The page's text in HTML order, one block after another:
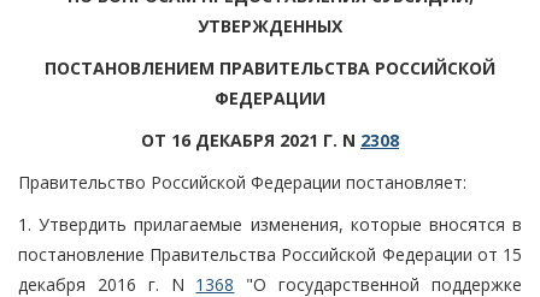
УТВЕРЖДЕННЫХ
ПОСТАНОВЛЕНИЕМ ПРАВИТЕЛЬСТВА РОССИЙСКОЙ
ФЕДЕРАЦИИ
ОТ 16 ДЕКАБРЯ 2021 Г. N 2308
Правительство Российской Федерации постановляет:
1. Утвердить прилагаемые изменения, которые вносятся в
постановление Правительства Российской Федерации от 15
декабря 2016 г. N 1368 "О государственной поддержке